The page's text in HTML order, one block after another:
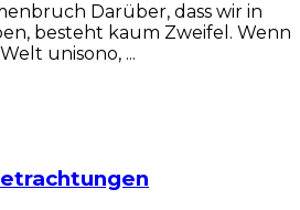
Darüber, dass wir in
besteht kaum Zweifel. Wenn
unisono, ...